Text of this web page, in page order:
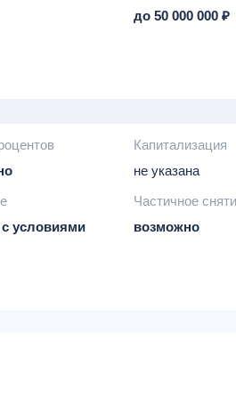
до 50 000 000 ₽
Капитализация
не указана
условиями
Частичное
возможно